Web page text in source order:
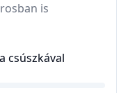
is
csúszkával